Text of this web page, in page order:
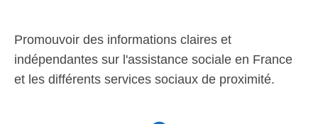
Promouvoir des informations claires et
indépendantes sur l'assistance sociale en France
et les différents services sociaux de proximité.